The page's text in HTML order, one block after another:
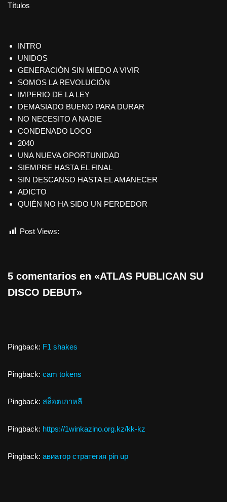
Títulos
INTRO
UNIDOS
GENERACIÓN SIN MIEDO A VIVIR
SOMOS LA REVOLUCIÓN
IMPERIO DE LA LEY
DEMASIADO BUENO PARA DURAR
NO NECESITO A NADIE
CONDENADO LOCO
2040
UNA NUEVA OPORTUNIDAD
SIEMPRE HASTA EL FINAL
SIN DESCANSO HASTA EL AMANECER
ADICTO
QUIÉN NO HA SIDO UN PERDEDOR
Post Views:
5 comentarios en «ATLAS PUBLICAN SU
DISCO DEBUT»
Pingback: F1 shakes
Pingback: cam tokens
Pingback: สล็อตเกาหลี
Pingback: https://1winkazino.org.kz/kk-kz
Pingback: авиатор стратегия pin up